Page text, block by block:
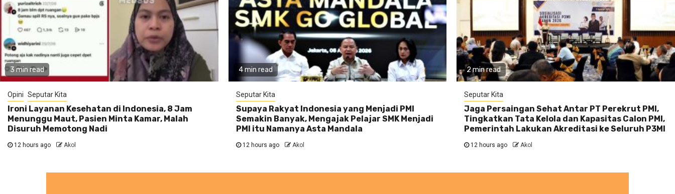
3 min read
Opini Seputar Kita
Ironi Layanan Kesehatan di Indonesia, 8 Jam
Menunggu Maut, Pasien Minta Kamar, Malah
Disuruh Memotong Nadi
12 hours ago Akol
4 min read
Seputar Kita
Supaya Rakyat Indonesia yang Menjadi PMI
Semakin Banyak, Mengajak Pelajar SMK Menjadi
PMI itu Namanya Asta Mandala
12 hours ago Akol
2 min read
Seputar Kita
Jaga Persaingan Sehat Antar PT Perekrut PMI,
Tingkatkan Tata Kelola dan Kapasitas Calon PMI,
Pemerintah Lakukan Akreditasi ke Seluruh P3MI
12 hours ago Akol